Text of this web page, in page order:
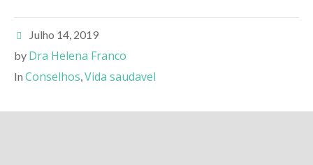
Julho 14, 2019
by Dra Helena Franco
In Conselhos Vida saudavel